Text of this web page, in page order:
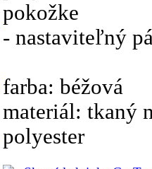
pokožke
- nastaviteľný
farba: béžová
materiál: tkaný
polyester